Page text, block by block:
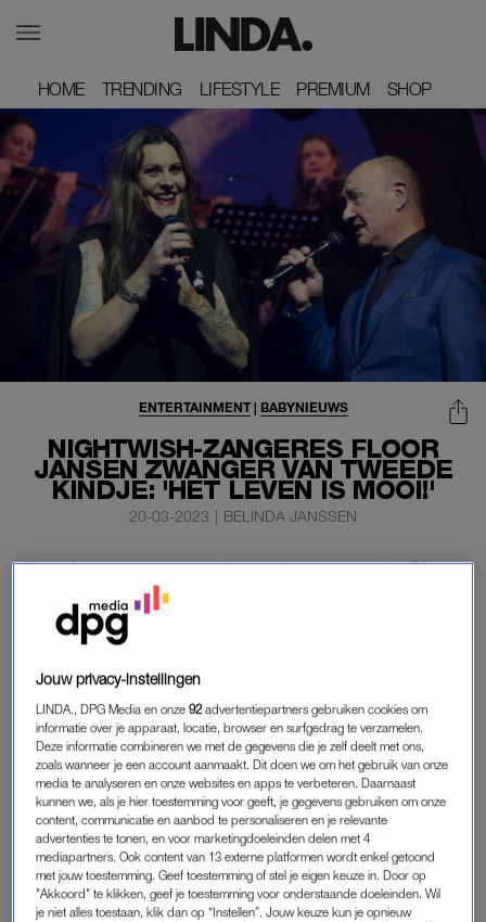
HOME
HOME TRENDING
TRENDING LIFESTYLE
LIFESTYLE PREMIUM
PREMIUM SHOP
SHOP
NIGHTWISH-ZANGERES FLOOR
JANSEN ZWANGER VAN TWEEDE
KINDJE: 'HET LEVEN IS MOOI!'
ENTERTAINMENT| BABYNIEUWS
20-03-2023 | BELINDA JANSSEN
Floor Jansen wordt voor de tweede keer moeder. Dit
heeft de zangeres van Nightwish bekendgemaakt via
een bericht op haar socialemediakanalen.
zijn maar met vier’, schrijft ze.
BABYNIEUWS FLOOR JANSEN
‘Freja zal een grote zus worden! We zijn erg blij dat we dit
speciale nieuws met jou kunnen delen!’ Dochter Freja kwam
op 15 maart 2017 ter wereld en die kreeg Jansen samen met
haar man Hannes Van Dahl, die drummer is in de Zweedse
band Sabaton.
Jouw privacy-instellingen
LINDA., DPG Media en onze92 advertentiepartners gebruiken cookies om
informatie over je apparaat, locatie, browser en surfgedrag te verzamelen.
Deze informatie combineren we met de gegevens die je zelf deelt met ons,
zoals wanneer je een account aanmaakt. Dit doen we om het gebruik van onze
media te analyseren en onze websites en apps te verbeteren. Daarnaast
kunnen we, als je hier toestemming voor geeft, je gegevens gebruiken om onze
content, communicatie en aanbod te personaliseren en je relevante
advertenties te tonen, en voor marketingdoeleinden delen met 4
mediapartners. Ook content van 13 externe platformen wordt enkel getoond
met jouw toestemming. Geef toestemming of stel je eigen keuze in. Door op
"Akkoord" te klikken, geef je toestemming voor onderstaande doeleinden. Wil
je niet alles toestaan, klik dan op “Instellen”. Jouw keuze kun je opnieuw